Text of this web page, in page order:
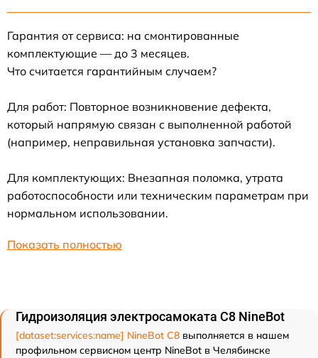
Гарантия от сервиса: на смонтированные
комплектующие — до 3 месяцев.
Что считается гарантийным случаем?
Для работ: Повторное возникновение дефекта,
который напрямую связан с выполненной работой
(например, неправильная установка запчасти).
Для комплектующих: Внезапная поломка, утрата
работоспособности или техническим параметрам при
нормальном использовании.
Показать полностью
Гидроизоляция электросамоката C8 NineBot
[dataset:services:name] NineBot C8 выполняется в нашем
профильном сервисном центр NineBot в Челябинске